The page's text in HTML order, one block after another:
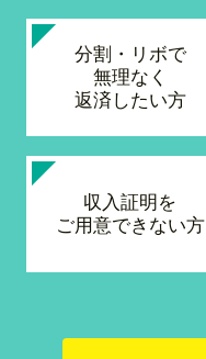
分割・リボで
無理なく
返済したい方
収入証明を
ご用意できない方